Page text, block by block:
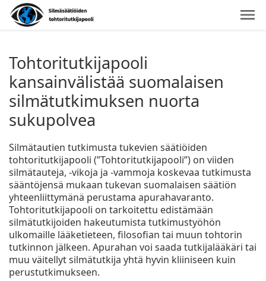
Tohtoritutkijapooli
kansainvälistää suomalaisen
silmätutkimuksen nuorta
sukupolvea
Silmätautien tutkimusta tukevien säätiöiden
tohtoritutkijapooli (”Tohtoritutkijapooli”) on viiden
silmätauteja, -vikoja ja -vammoja koskevaa tutkimusta
sääntöjensä mukaan tukevan suomalaisen säätiön
yhteenliittymänä perustama apurahavaranto.
Tohtoritutkijapooli on tarkoitettu edistämään
silmätutkijoiden hakeutumista tutkimustyöhön
ulkomaille lääketieteen, filosofian tai muun tohtorin
tutkinnon jälkeen. Apurahan voi saada tutkijalääkäri tai
muu väitellyt silmätutkija yhtä hyvin kliiniseen kuin
perustutkimukseen.